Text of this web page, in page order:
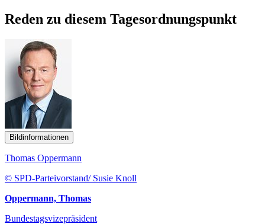
Reden zu diesem Tagesordnungspunkt
Bildinformationen
Thomas Oppermann
© SPD-Parteivorstand/ Susie Knoll
Oppermann, Thomas
Bundestagsvizepräsident